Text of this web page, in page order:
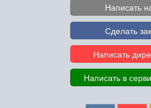
Написать
Сделать
Написать
Написать в